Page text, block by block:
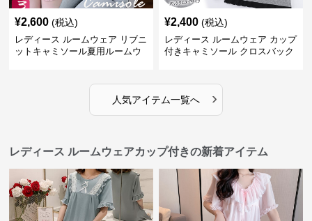
¥2,600 (税込)
レディース ルームウェア リブニ
ットキャミソール夏用ルームウ
¥2,400 (税込)
レディース ルームウェア カップ
付きキャミソール クロスバック
人気アイテム一覧へ ›
レディース ルームウェアカップ付きの新着アイテム